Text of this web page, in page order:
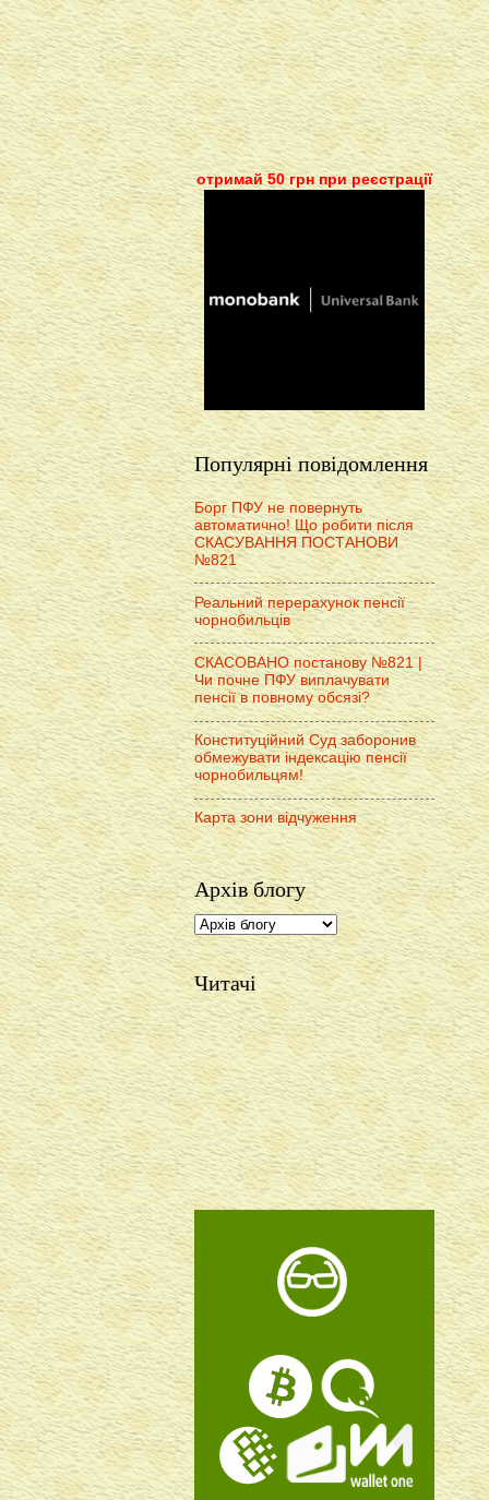
отримай 50 грн при реєстрації
Популярні повідомлення
Борг ПФУ не повернуть
автоматично! Що робити після
СКАСУВАННЯ ПОСТАНОВИ
№821
Реальний перерахунок пенсії
чорнобильців
СКАСОВАНО постанову №821 |
Чи почне ПФУ виплачувати
пенсії в повному обсязі?
Конституційний Суд заборонив
обмежувати індексацію пенсії
чорнобильцям!
Карта зони відчуження
Архів блогу
Читачі